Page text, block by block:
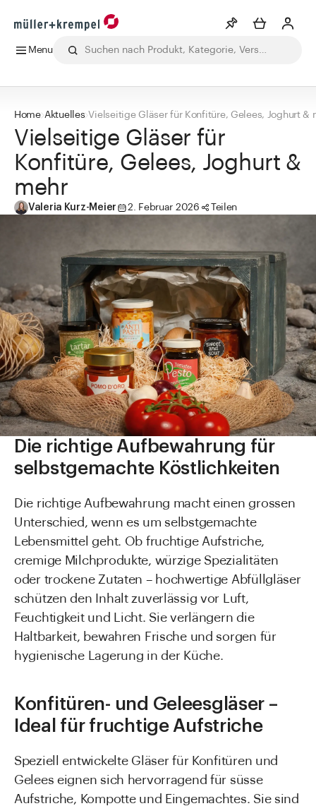
Menu
Merkliste Mehr anzeigen
Sie haben keine Wunschlisten erstellt
Kategorien
Apothekenbedarf
Verschlüsse
Zubehör
Direkt zu
Aktuelles
Shop the Look
Helpcenter
Unternehmen
Home Aktuelles Vielseitige Gläser für Konfitüre, Gelees, Joghurt &
Vielseitige Gläser für
Konfitüre, Gelees, Joghurt &
mehr
Valeria Kurz-Meier 2. Februar 2026 Teilen
Die richtige Aufbewahrung für
selbstgemachte Köstlichkeiten
Die richtige Aufbewahrung macht einen grossen
Unterschied, wenn es um selbstgemachte
Lebensmittel geht. Ob fruchtige Aufstriche,
cremige Milchprodukte, würzige Spezialitäten
oder trockene Zutaten – hochwertige Abfüllgläser
schützen den Inhalt zuverlässig vor Luft,
Feuchtigkeit und Licht. Sie verlängern die
Haltbarkeit, bewahren Frische und sorgen für
hygienische Lagerung in der Küche.
Konfitüren- und Geleesgläser –
Ideal für fruchtige Aufstriche
Speziell entwickelte Gläser für Konfitüren und
Gelees eignen sich hervorragend für süsse
Aufstriche, Kompotte und Eingemachtes. Sie sind